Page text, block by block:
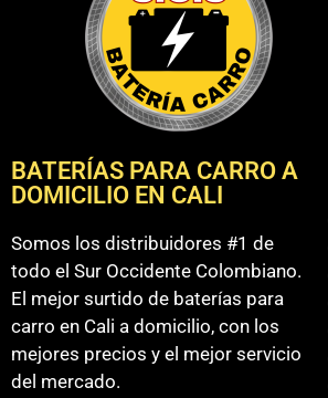
BATERÍAS PARA CARRO A
DOMICILIO EN CALI
Somos los distribuidores #1 de
todo el Sur Occidente Colombiano.
El mejor surtido de baterías para
carro en Cali a domicilio, con los
mejores precios y el mejor servicio
del mercado.